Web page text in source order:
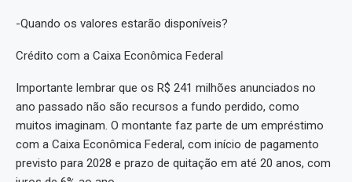
-Quando os valores estarão disponíveis?
Crédito com a Caixa Econômica Federal
Importante lembrar que os R$ 241 milhões anunciados no
ano passado não são recursos a fundo perdido, como
muitos imaginam. O montante faz parte de um empréstimo
com a Caixa Econômica Federal, com início de pagamento
previsto para 2028 e prazo de quitação em até 20 anos, com